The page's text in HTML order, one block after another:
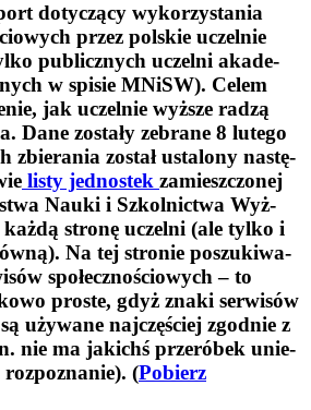
doty­czący wyko­rzy­sta­nia
przez pol­skie uczel­nie
publicz­nych uczelni aka­de­
w spi­sie MNiSW). Celem
jak uczel­nie wyż­sze radzą
Dane zostały zebrane 8 lutego
zbie­ra­nia został usta­lony nastę­
listy jed­no­stek zamiesz­czo­nej
Nauki i Szkol­nic­twa Wyż­
każdą stronę uczelni (ale tylko i
Na tej stro­nie poszu­ki­wa­
spo­łecz­no­ścio­wych – to
pro­ste, gdyż znaki ser­wi­sów
uży­wane naj­czę­ściej zgod­nie z
nie ma jakichś prze­ró­bek unie­
(Pobierz